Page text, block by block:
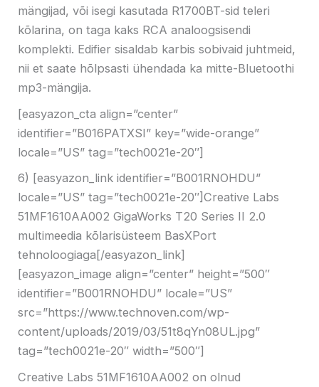
mängijad, või isegi kasutada R1700BT-sid teleri
kõlarina, on taga kaks RCA analoogsisendi
komplekti. Edifier sisaldab karbis sobivaid juhtmeid,
nii et saate hõlpsasti ühendada ka mitte-Bluetoothi ​​
mp3-mängija.
[easyazon_cta align=”center”
identifier=”B016PATXSI” key=”wide-orange”
locale=”US” tag=”tech0021e-20″]
6) [easyazon_link identifier=”B001RNOHDU”
locale=”US” tag=”tech0021e-20″]Creative Labs
51MF1610AA002 GigaWorks T20 Series II 2.0
multimeedia kõlarisüsteem BasXPort
tehnoloogiaga[/easyazon_link]
[easyazon_image align=”center” height=”500″
identifier=”B001RNOHDU” locale=”US”
src=”https://www.technoven.com/wp-
content/uploads/2019/03/51t8qYn08UL.jpg”
tag=”tech0021e-20″ width=”500″]
Creative Labs 51MF1610AA002 on olnud